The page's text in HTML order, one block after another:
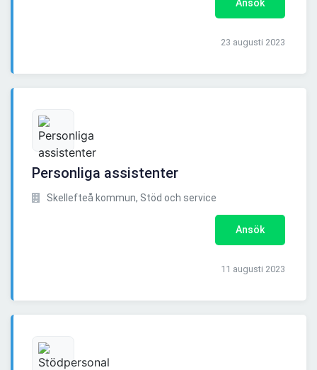
Ansök
23 augusti 2023
Personliga assistenter
Skellefteå kommun, Stöd och service
Ansök
11 augusti 2023